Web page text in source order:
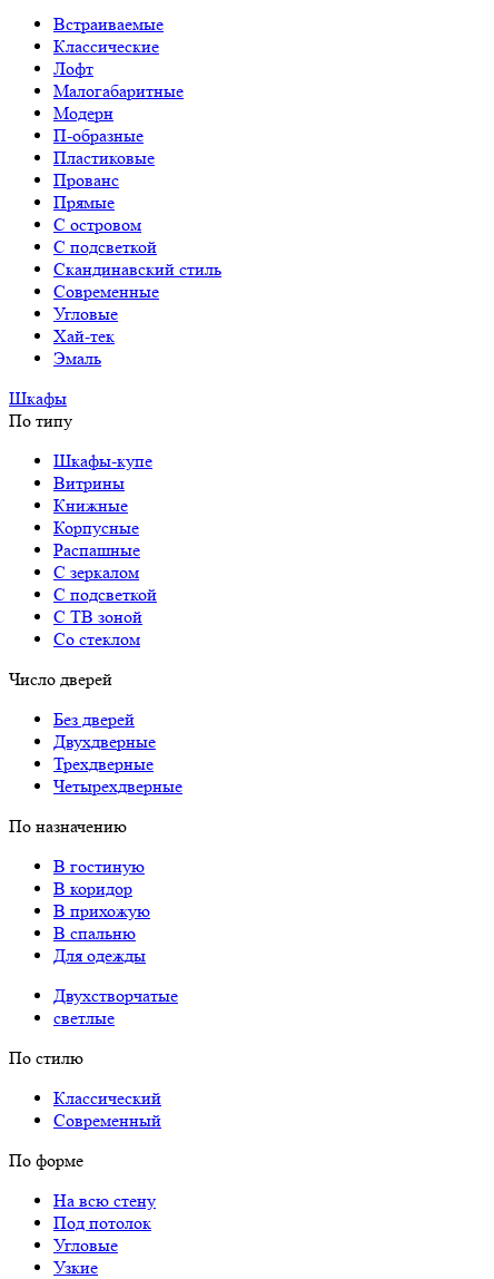
Встраиваемые
Классические
Лофт
Малогабаритные
Модерн
П-образные
Пластиковые
Прованс
Прямые
С островом
С подсветкой
Скандинавский стиль
Современные
Угловые
Хай-тек
Эмаль
Шкафы
По типу
Шкафы-купе
Витрины
Книжные
Корпусные
Распашные
С зеркалом
С подсветкой
С ТВ зоной
Со стеклом
Число дверей
Без дверей
Двухдверные
Трехдверные
Четырехдверные
По назначению
В гостиную
В коридор
В прихожую
В спальню
Для одежды
Двухстворчатые
светлые
По стилю
Классический
Современный
По форме
На всю стену
Под потолок
Угловые
Узкие